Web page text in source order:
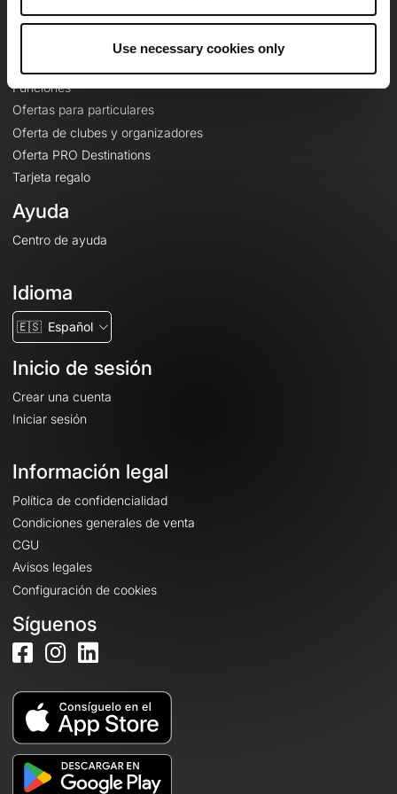
Use necessary cookies only
Funciones
Ofertas para particulares
Oferta de clubes y organizadores
Oferta PRO Destinations
Tarjeta regalo
Ayuda
Centro de ayuda
Idioma
🇪🇸 Español
Inicio de sesión
Crear una cuenta
Iniciar sesión
Información legal
Política de confidencialidad
Condiciones generales de venta
CGU
Avisos legales
Configuración de cookies
Síguenos